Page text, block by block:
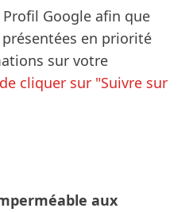
Google afin que
en priorité
sur votre
cliquer sur "Suivre sur
aux